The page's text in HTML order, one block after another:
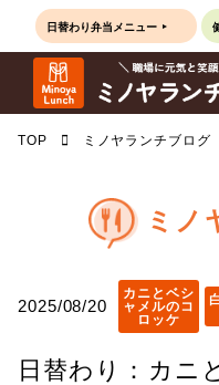
日替わり弁当 メニュー
TOP ミノヤランチブログ
ミノ
2025/08/20
カニとベシ
ャメルのコ
ロッケ
日替わり：カニ